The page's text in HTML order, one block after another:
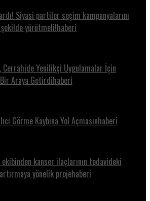
Siyasi partiler seçim kampanyalarını
yürütmeli!haberi
Cerrahide Yenilikçi Uygulamalar İçin
Araya Getirdihaberi
Görme Kaybına Yol Açmasınhaberi
kanser ilaçlarının tedavideki
artırmaya yönelik projehaberi